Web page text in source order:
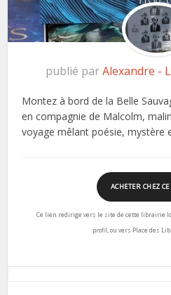
publié parAlexandre -
Montez à bord de la Belle
en compagnie de Malcolm,
voyage mêlant poésie, mystère
ACHETER CHEZ
Ce lien redirige vers le site de cette librairie
profil, ou vers Place des